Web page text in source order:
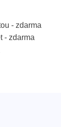
- zdarma
- zdarma